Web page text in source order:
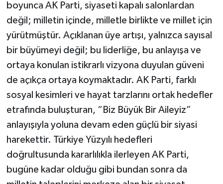
boyunca AK Parti, siyaseti kapalı salonlardan
değil; milletin içinde, milletle birlikte ve millet için
yürütmüştür. Açıklanan üye artışı, yalnızca sayısal
bir büyümeyi değil; bu liderliğe, bu anlayışa ve
ortaya konulan istikrarlı vizyona duyulan güveni
de açıkça ortaya koymaktadır. AK Parti, farklı
sosyal kesimleri ve hayat tarzlarını ortak hedefler
etrafında buluşturan, “Biz Büyük Bir Aileyiz”
anlayışıyla yoluna devam eden güçlü bir siyasi
harekettir. Türkiye Yüzyılı hedefleri
doğrultusunda kararlılıkla ilerleyen AK Parti,
bugüne kadar olduğu gibi bundan sonra da